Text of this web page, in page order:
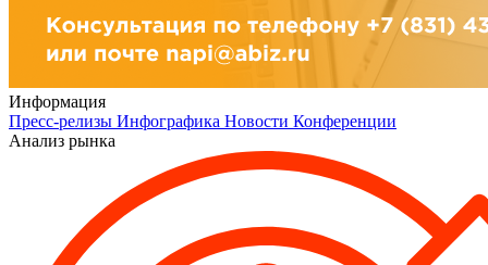
Информация
Пресс-релизы Инфографика Новости Конференции
Анализ рынка